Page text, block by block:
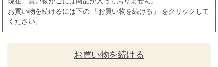
お買い物を続けるには下の 「お買い物を続ける」 をクリックして
ください。
お買い物を続ける